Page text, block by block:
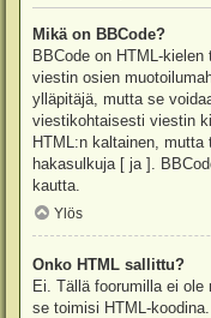
Mikä on BBCode?
BBCode on HTML-
viestin osien
ylläpitäjä, mutta se
viestikohtaisesti viestin
HTML:n kaltainen,
hakasulkuja [ ja ].
kautta.
Ylös
Onko HTML sallittu?
Ei. Tällä foorumilla ei
se toimisi HTML-